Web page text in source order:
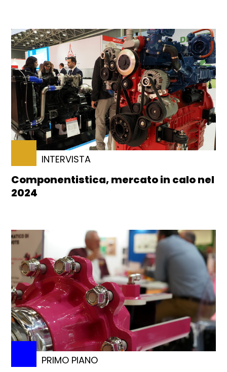
INTERVISTA
Componentistica, mercato in calo nel
2024
PRIMO PIANO